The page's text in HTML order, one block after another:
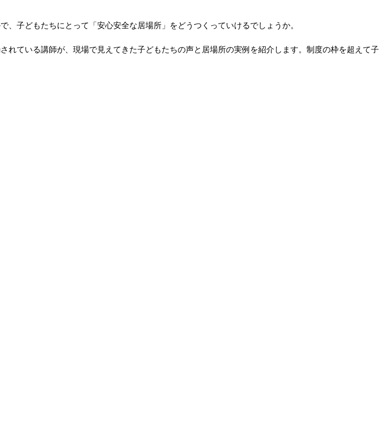
子どもたちにとって「安心安全な居場所」をどうつくっていけるでしょうか。
ている講師が、現場で見えてきた子どもたちの声と居場所の実例を紹介します。制度の枠を超えて子